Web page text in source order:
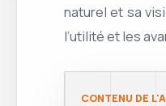
naturel et sa
l’utilité et les
CONTENU DE